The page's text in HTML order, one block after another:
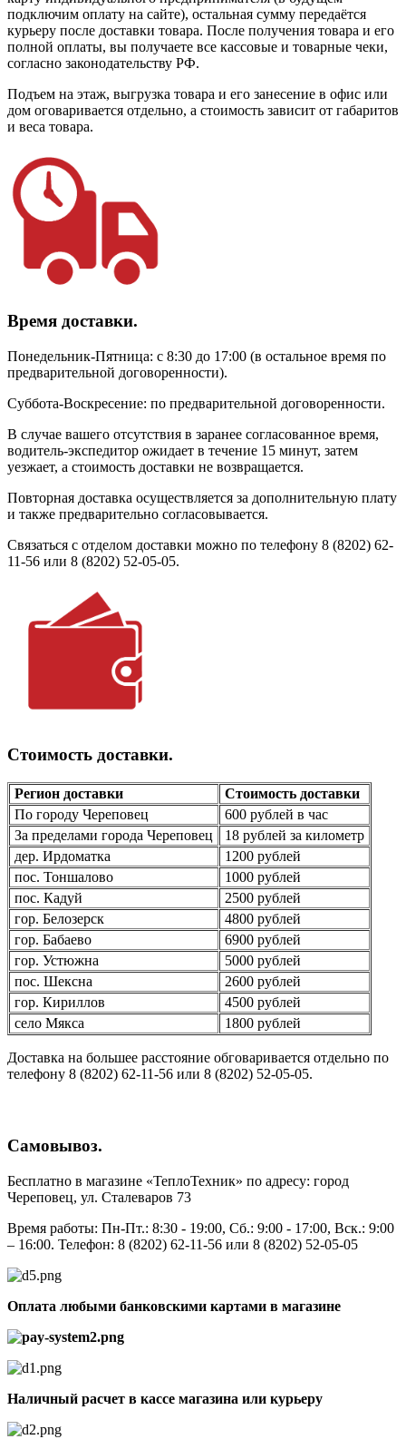
подключим оплату на сайте), остальная сумму передаётся
курьеру после доставки товара. После получения товара и его
полной оплаты, вы получаете все кассовые и товарные чеки,
согласно законодательству РФ.
Подъем на этаж, выгрузка товара и его занесение в офис или
дом оговаривается отдельно, а стоимость зависит от габаритов
и веса товара.
Время доставки.
Понедельник-Пятница: с 8:30 до 17:00 (в остальное время по
предварительной договоренности).
Суббота-Воскресение: по предварительной договоренности.
В случае вашего отсутствия в заранее согласованное время,
водитель-экспедитор ожидает в течение 15 минут, затем
уезжает, а стоимость доставки не возвращается.
Повторная доставка осуществляется за дополнительную плату
и также предварительно согласовывается.
Связаться с отделом доставки можно по телефону 8 (8202) 62-
11-56 или 8 (8202) 52-05-05.
Стоимость доставки.
Регион доставки
Стоимость доставки
По городу Череповец
600 рублей в час
За пределами города Череповец
18 рублей за километр
дер. Ирдоматка
1200 рублей
пос. Тоншалово
1000 рублей
пос. Кадуй
2500 рублей
гор. Белозерск
4800 рублей
гор. Бабаево
6900 рублей
гор. Устюжна
5000 рублей
пос. Шексна
2600 рублей
гор. Кириллов
4500 рублей
село Мякса
1800 рублей
Доставка на большее расстояние обговаривается отдельно по
телефону 8 (8202) 62-11-56 или 8 (8202) 52-05-05.
Самовывоз.
Бесплатно в магазине «ТеплоТехник» по адресу: город
Череповец, ул. Сталеваров 73
Время работы: Пн-Пт.: 8:30 - 19:00, Сб.: 9:00 - 17:00, Вск.: 9:00
– 16:00. Телефон: 8 (8202) 62-11-56 или 8 (8202) 52-05-05
Оплата любыми банковскими картами в магазине
Наличный расчет в кассе магазина или курьеру